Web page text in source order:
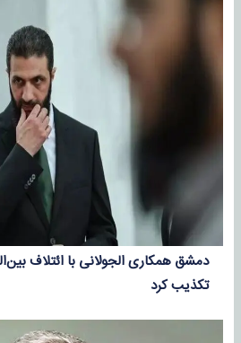
دمشق همکاری الجولانی با ائتلاف
تکذیب کرد